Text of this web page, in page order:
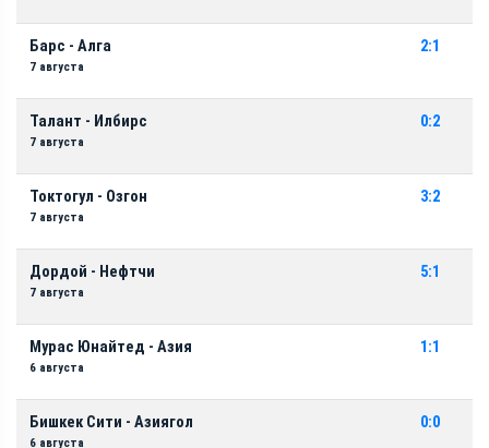
Барс - Алга
7 августа
2:1
Талант - Илбирс
7 августа
0:2
Токтогул - Озгон
7 августа
3:2
Дордой - Нефтчи
7 августа
5:1
Мурас Юнайтед - Азия
6 августа
1:1
Бишкек Сити - Азиягол
6 августа
0:0